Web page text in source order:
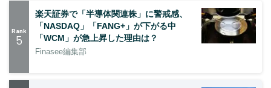
Rank
5
楽天証券で「半導体関連株」に警戒感、
「NASDAQ」「FANG+」が下がる中
「WCM」が急上昇した理由は？
Finasee編集部